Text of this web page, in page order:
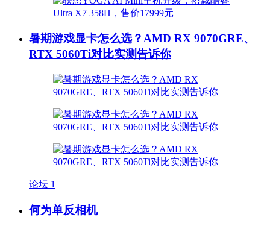
暑期游戏显卡怎么选？AMD RX 9070GRE、
RTX 5060Ti对比实测告诉你
论坛 1
何为单反相机